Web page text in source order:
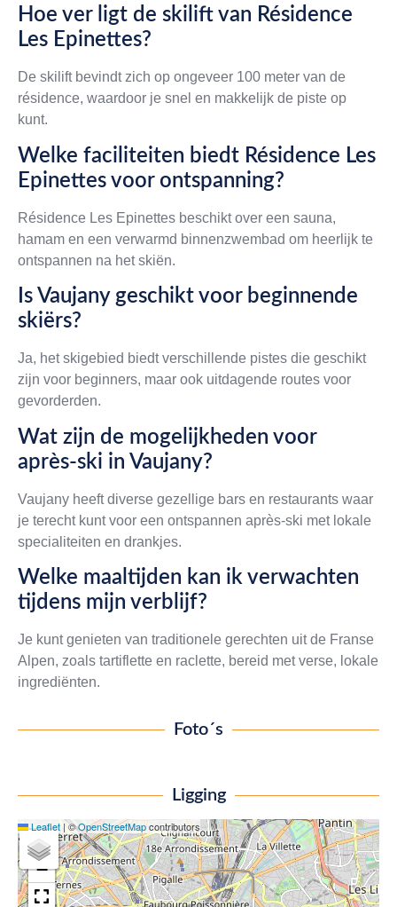
Hoe ver ligt de skilift van Résidence
Les Epinettes?
De skilift bevindt zich op ongeveer 100 meter van de
résidence, waardoor je snel en makkelijk de piste op
kunt.
Welke faciliteiten biedt Résidence Les
Epinettes voor ontspanning?
Résidence Les Epinettes beschikt over een sauna,
hamam en een verwarmd binnenzwembad om heerlijk te
ontspannen na het skiën.
Is Vaujany geschikt voor beginnende
skiërs?
Ja, het skigebied biedt verschillende pistes die geschikt
zijn voor beginners, maar ook uitdagende routes voor
gevorderden.
Wat zijn de mogelijkheden voor
après-ski in Vaujany?
Vaujany heeft diverse gezellige bars en restaurants waar
je terecht kunt voor een ontspannen après-ski met lokale
specialiteiten en drankjes.
Welke maaltijden kan ik verwachten
tijdens mijn verblijf?
Je kunt genieten van traditionele gerechten uit de Franse
Alpen, zoals tartiflette en raclette, bereid met verse, lokale
ingrediënten.
Foto´s
Ligging
+
−
Leaflet |©OpenStreetMapcontributors